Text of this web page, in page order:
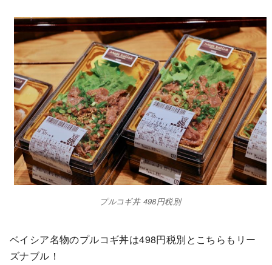
プルコギ丼 498円税別
ベイシア名物のプルコギ丼は498円税別とこちらもリー
ズナブル！